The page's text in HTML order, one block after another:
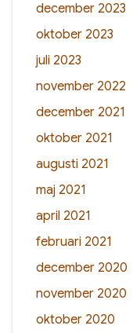
december 2023
oktober 2023
juli 2023
november 2022
december 2021
oktober 2021
augusti 2021
maj 2021
april 2021
februari 2021
december 2020
november 2020
oktober 2020